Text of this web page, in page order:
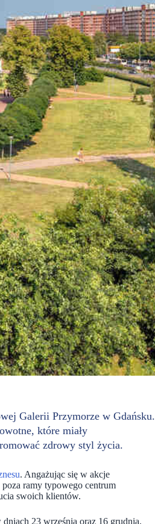
Galerii Przymorze w Gdańsku.
które miały
zdrowy styl życia.
. Angażując się w akcje
ramy typowego centrum
swoich klientów.
23 września oraz 16 grudnia.